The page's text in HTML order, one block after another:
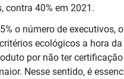
contra 40% em 2021.
o número de executivos,
ecológicos a hora
por não ter
Nesse sentido, é